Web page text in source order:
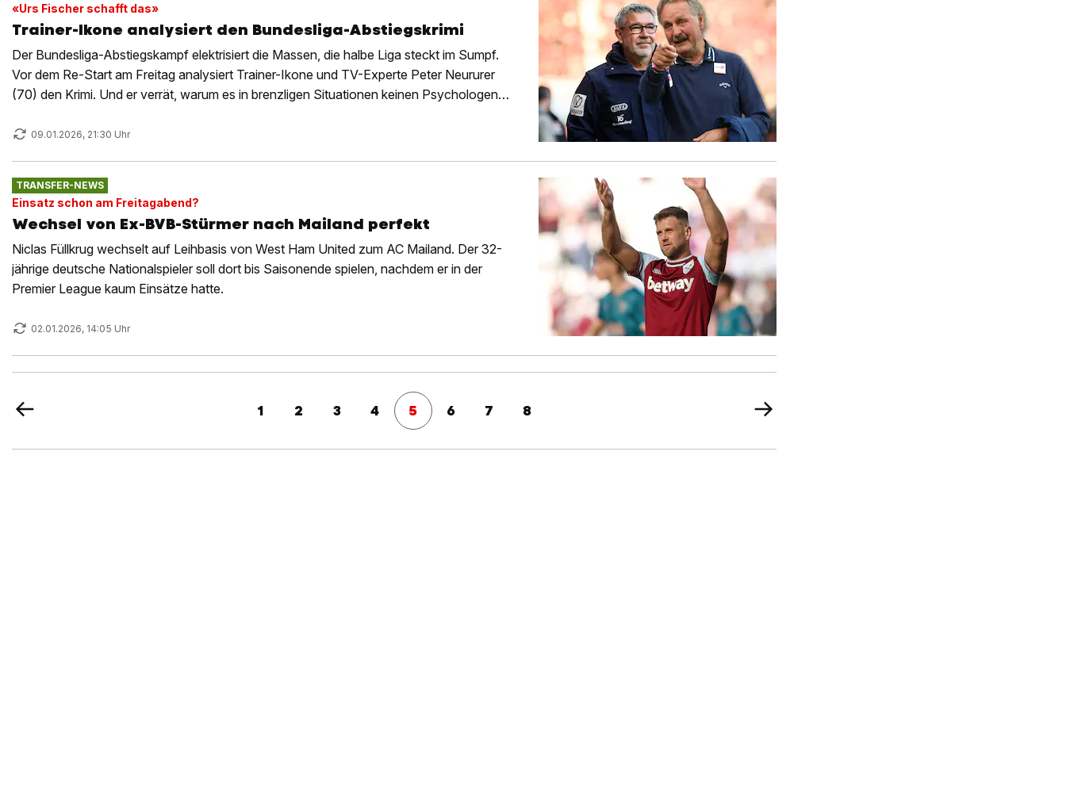
«Urs Fischer schafft das»
Trainer-Ikone analysiert den Bundesliga-Abstiegskrimi
Der Bundesliga-Abstiegskampf elektrisiert die Massen, die halbe Liga steckt im Sumpf.
Vor dem Re-Start am Freitag analysiert Trainer-Ikone und TV-Experte Peter Neururer
(70) den Krimi. Und er verrät, warum es in brenzligen Situationen keinen Psychologen
09.01.2026, 21:30 Uhr
TRANSFER-NEWS
Einsatz schon am Freitagabend?
Wechsel von Ex-BVB-Stürmer nach Mailand perfekt
Niclas Füllkrug wechselt auf Leihbasis von West Ham United zum AC Mailand. Der 32-
jährige deutsche Nationalspieler soll dort bis Saisonende spielen, nachdem er in der
Premier League kaum Einsätze hatte.
02.01.2026, 14:05 Uhr
1 2 3 4 5 6 7 8